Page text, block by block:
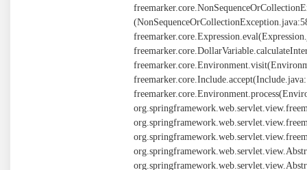
(NonSequenceOrCollectionException.java:58) at freemarker.core.BuiltInsForSequences$joinBI._eval(BuiltInsForSequences.java:261) at freemarker.core.Expression.eval(Expression.java:101) at freemarker.core.MethodCall._eval(MethodCall.java:55) at freemarker.core.Expression.eval(Expression.java:101) at freemarker.core.DollarVariable.calculateInterpolatedStringOrMarkup(DollarVariable.java:100) at freemarker.core.DollarVariable.accept(DollarVariable.java:63) at freemarker.core.Environment.visit(Environment.java:334) at freemarker.core.Environment.visit(Environment.java:340) at freemarker.core.Environment.include(Environment.java:2925) at freemarker.core.Include.accept(Include.java:171) at freemarker.core.Environment.visit(Environment.java:334) at freemarker.core.Environment.visit(Environment.java:340) at freemarker.core.Environment.process(Environment.java:313) at freemarker.template.Template.process(Template.java:383) at org.springframework.web.servlet.view.freemarker.FreeMarkerView.processTemplate(FreeMarkerView.java:391) at org.springframework.web.servlet.view.freemarker.FreeMarkerView.doRender(FreeMarkerView.java:304) at org.springframework.web.servlet.view.freemarker.FreeMarkerView.renderMergedTemplateModel(FreeMarkerView.java:255) at org.springframework.web.servlet.view.AbstractTemplateView.renderMergedOutputModel(AbstractTemplateView.java:179) at org.springframework.web.servlet.view.AbstractView.render(AbstractView.java:316) at org.springframework.web.servlet.DispatcherServlet.render(DispatcherServlet.java:1373) at org.springframework.web.servlet.DispatcherServlet.processDispatchResult(DispatcherServlet.java:1118) at org.springframework.web.servlet.DispatcherServlet.doDispatch(DispatcherServlet.java:1057) at org.springframework.web.servlet.DispatcherServlet.doService(DispatcherServlet.java:943) at org.springframework.web.servlet.FrameworkServlet.processRequest(FrameworkServlet.java:1006) at org.springframework.web.servlet.FrameworkServlet.doGet(FrameworkServlet.java:898) at javax.servlet.http.HttpServlet.service(HttpServlet.java:626) at org.springframework.web.servlet.FrameworkServlet.service(FrameworkServlet.java:883) at javax.servlet.http.HttpServlet.service(HttpServlet.java:733) at org.apache.catalina.core.ApplicationFilterChain.internalDoFilter(ApplicationFilterChain.java:231) at org.apache.catalina.core.ApplicationFilterChain.doFilter(ApplicationFilterChain.java:166) at org.apache.tomcat.websocket.server.WsFilter.doFilter(WsFilter.java:53) at org.apache.catalina.core.ApplicationFilterChain.internalDoFilter(ApplicationFilterChain.java:193) at org.apache.catalina.core.ApplicationFilterChain.doFilter(ApplicationFilterChain.java:166) at org.springframework.web.filter.OncePerRequestFilter.doFilter(OncePerRequestFilter.java:113) at org.apache.catalina.core.ApplicationFilterChain.internalDoFilter(ApplicationFilterChain.java:193) at org.apache.catalina.core.ApplicationFilterChain.doFilter(ApplicationFilterChain.java:166) at org.springframework.web.filter.OncePerRequestFilter.doFilter(OncePerRequestFilter.java:113) at